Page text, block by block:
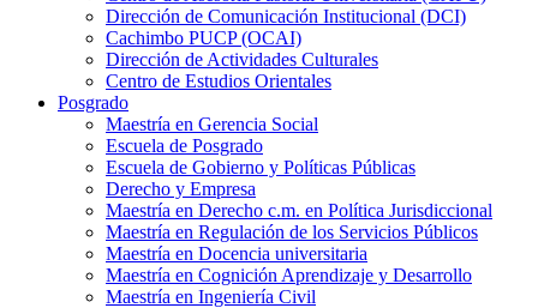
Dirección de Comunicación Institucional (DCI)
Cachimbo PUCP (OCAI)
Dirección de Actividades Culturales
Centro de Estudios Orientales
Posgrado
Maestría en Gerencia Social
Escuela de Posgrado
Escuela de Gobierno y Políticas Públicas
Derecho y Empresa
Maestría en Derecho c.m. en Política Jurisdiccional
Maestría en Regulación de los Servicios Públicos
Maestría en Docencia universitaria
Maestría en Cognición Aprendizaje y Desarrollo
Maestría en Ingeniería Civil